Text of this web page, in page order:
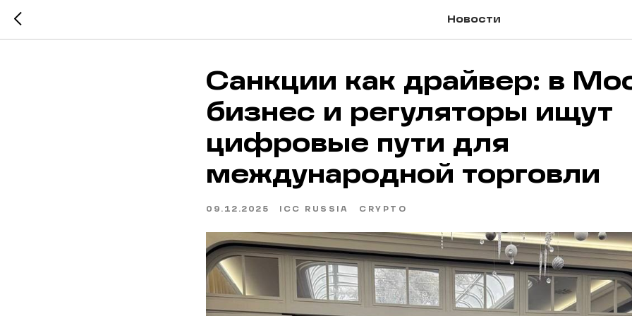
Новости
Санкции как драйвер: в
бизнес и регуляторы ищут
цифровые пути для
международной торговли
09.12.2025 ICC RUSSIA CRYPTO